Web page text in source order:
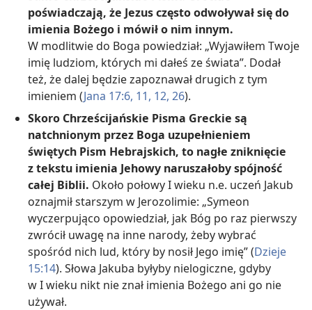
poświadczają, że Jezus często odwoływał się do
imienia Bożego i mówił o nim innym.
W modlitwie do Boga powiedział: „Wyjawiłem Twoje
imię ludziom, których mi dałeś ze świata”. Dodał
też, że dalej będzie zapoznawał drugich z tym
imieniem (Jana 17:6, 11, 12, 26).
Skoro Chrześcijańskie Pisma Greckie są
natchnionym przez Boga uzupełnieniem
świętych Pism Hebrajskich, to nagłe zniknięcie
z tekstu imienia Jehowy naruszałoby spójność
całej Biblii. Około połowy I wieku n.e. uczeń Jakub
oznajmił starszym w Jerozolimie: „Symeon
wyczerpująco opowiedział, jak Bóg po raz pierwszy
zwrócił uwagę na inne narody, żeby wybrać
spośród nich lud, który by nosił Jego imię” (Dzieje
15:14). Słowa Jakuba byłyby nielogiczne, gdyby
w I wieku nikt nie znał imienia Bożego ani go nie
używał.